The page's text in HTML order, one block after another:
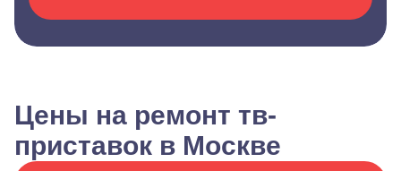
Цены на ремонт тв-
приставок в Москве